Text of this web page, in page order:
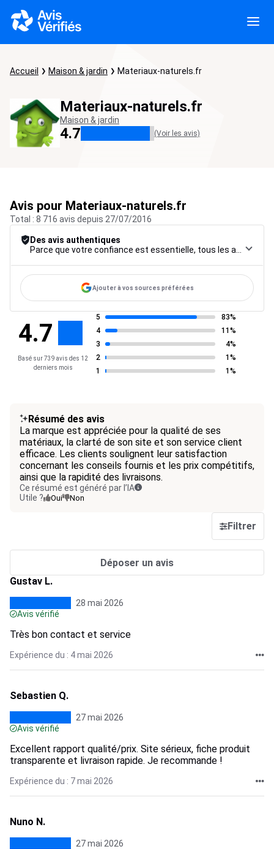
Accueil Maison & jardin Materiaux-naturels.fr
Materiaux-naturels.fr
Maison & jardin
4.7 (Voir les avis)
Avis pour Materiaux-naturels.fr
Total : 8 716 avis depuis 27/07/2016
Des avis authentiques
Ajouter à vos sources préférées
4.7
Basé sur 739 avis des 12
derniers mois
5
83%
4
11%
3
4%
2
1%
1
1%
Résumé des avis
La marque est appréciée pour la qualité de ses
matériaux, la clarté de son site et son service client
efficace. Les clients soulignent leur satisfaction
concernant les conseils fournis et les prix compétitifs,
ainsi que la rapidité des livraisons.
Ce résumé est généré par l’IA
Utile ?
Oui Non
Filtrer
Déposer un avis
Gustav L.
28 mai 2026
Avis vérifié
Très bon contact et service
Expérience du : 4 mai 2026
Sebastien Q.
27 mai 2026
Avis vérifié
Excellent rapport qualité/prix. Site sérieux, fiche produit
transparente et livraison rapide. Je recommande !
Expérience du : 7 mai 2026
Nuno N.
27 mai 2026